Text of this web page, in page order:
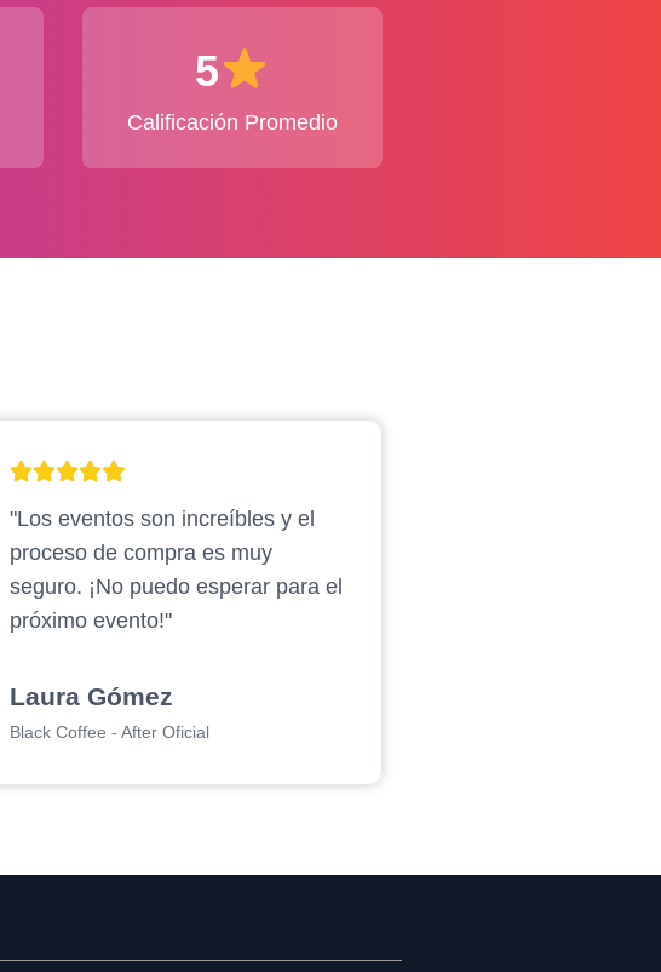
5
Calificación Promedio
"Los eventos son increíbles y el
proceso de compra es muy
seguro. ¡No puedo esperar para el
próximo evento!"
Laura Gómez
Black Coffee - After Oficial